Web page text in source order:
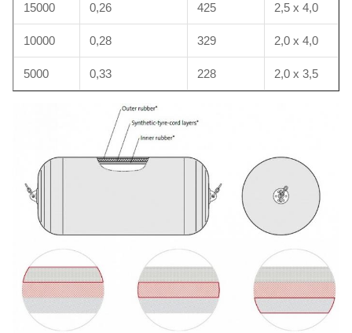
15000 0,26 425 2,5 x 4,0
10000 0,28 329 2,0 x 4,0
5000 0,33 228 2,0 x 3,5